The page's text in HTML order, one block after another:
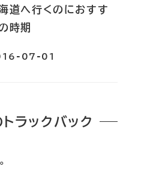
道へ行くのにおすす
時期
07-01
ラックバック